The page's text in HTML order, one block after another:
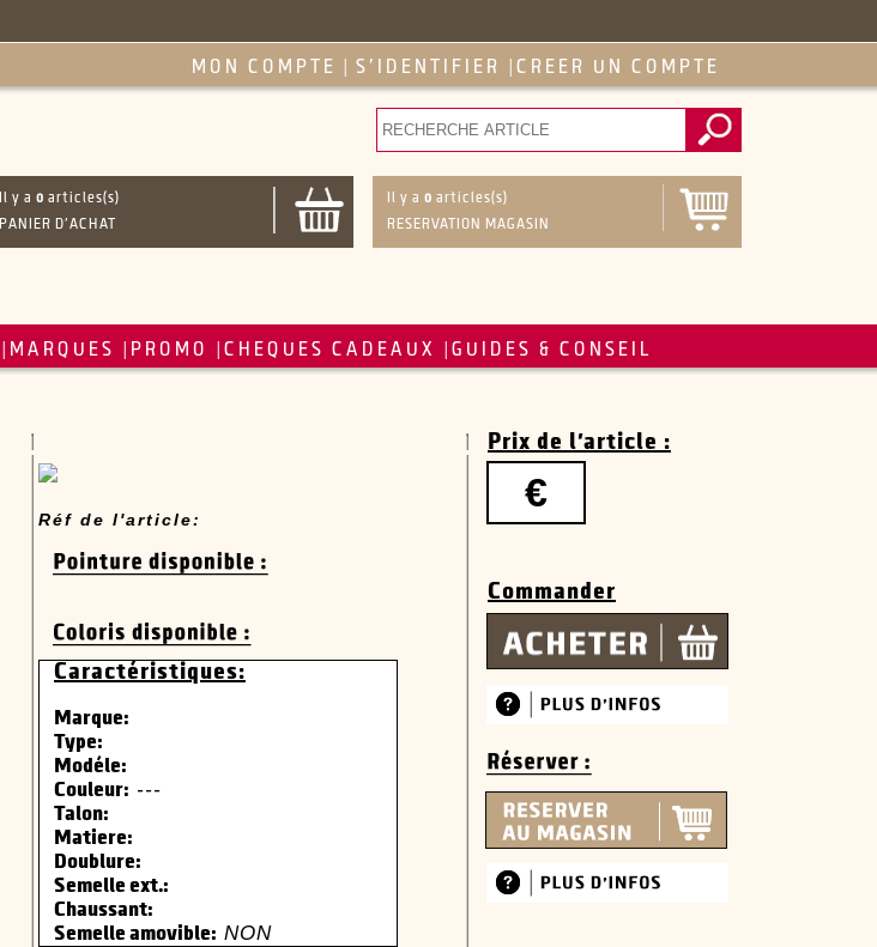
MON COMPTE S'IDENTIFIER CREER UN COMPTE
Il y a 0 articles(s)
PANIER D'ACHAT
Il y a 0 articles(s)
RESERVATION MAGASIN
MARQUES PROMO CHEQUES CADEAUX GUIDES & CONSEIL
Réf de l'article:
Caractéristiques:
Marque:
Type:
Modéle:
Couleur: ---
Talon:
Matiere:
Doublure:
Semelle ext.:
Chaussant:
Semelle amovible: NON
Prix de l'article :
€
Commander